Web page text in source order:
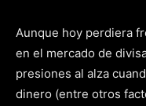
Aunque hoy perdiera
en el mercado de
presiones al alza
dinero (entre otros